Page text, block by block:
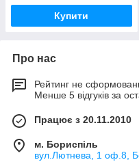
Купити
Про нас
Рейтинг не
Менше 5 відгуків за
Працює з 20.11.2010
м. Бориспіль
вул.Лютнева, 1 оф.8,